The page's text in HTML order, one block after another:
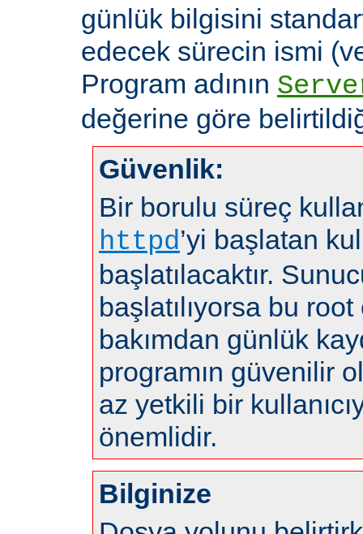
günlük bilgisini
edecek sürecin ismi
Program adının
değerine göre
Güvenlik:
Bir borulu süreç
httpd’yi başlatan
başlatılacaktır.
başlatılıyorsa bu
bakımdan günlük
programın güvenilir
az yetkili bir
önemlidir.
Bilginize